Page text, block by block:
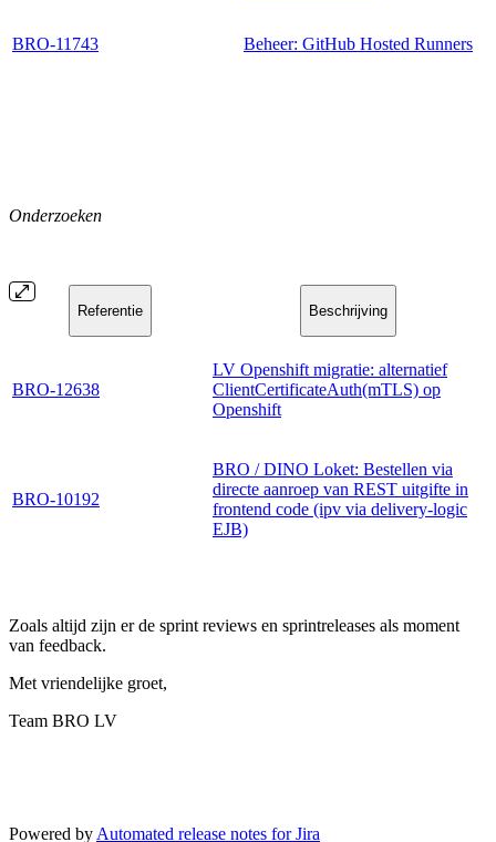
BRO-11743 Beheer: GitHub Hosted Runners
Onderzoeken
Referentie Beschrijving
BRO-12638
LV Openshift migratie: alternatief
ClientCertificateAuth(mTLS) op
Openshift
BRO-10192
BRO / DINO Loket: Bestellen via
directe aanroep van REST uitgifte in
frontend code (ipv via delivery-logic
EJB)
Zoals altijd zijn er de sprint reviews en sprintreleases als moment
van feedback.
Met vriendelijke groet,
Team BRO LV
Powered by Automated release notes for Jira